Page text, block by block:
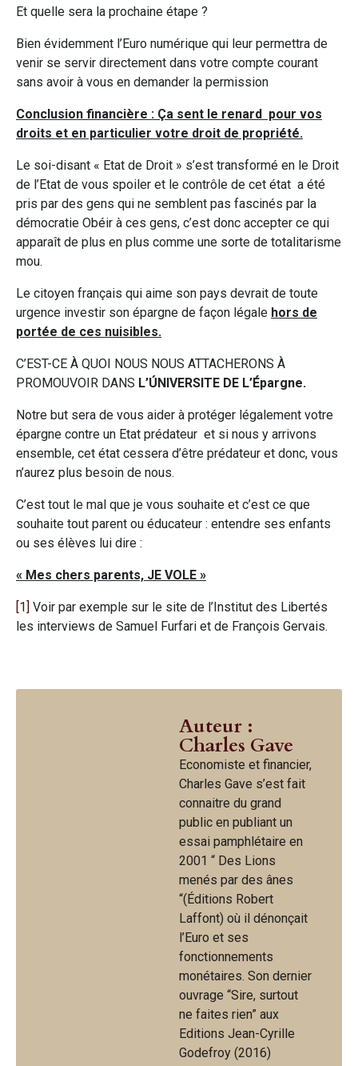
Et quelle sera la prochaine étape ?
Bien évidemment l’Euro numérique qui leur permettra de
venir se servir directement dans votre compte courant
sans avoir à vous en demander la permission
Conclusion financière : Ça sent le renard pour vos
droits et en particulier votre droit de propriété.
Le soi-disant « Etat de Droit » s’est transformé en le Droit
de l’Etat de vous spoiler et le contrôle de cet état a été
pris par des gens qui ne semblent pas fascinés par la
démocratie Obéir à ces gens, c’est donc accepter ce qui
apparaît de plus en plus comme une sorte de totalitarisme
mou.
Le citoyen français qui aime son pays devrait de toute
urgence investir son épargne de façon légale hors de
portée de ces nuisibles.
C’EST-CE À QUOI NOUS NOUS ATTACHERONS À
PROMOUVOIR DANS L’ÚNIVERSITE DE L’Épargne.
Notre but sera de vous aider à protéger légalement votre
épargne contre un Etat prédateur et si nous y arrivons
ensemble, cet état cessera d’être prédateur et donc, vous
n’aurez plus besoin de nous.
C’est tout le mal que je vous souhaite et c’est ce que
souhaite tout parent ou éducateur : entendre ses enfants
ou ses élèves lui dire :
« Mes chers parents, JE VOLE »
[1] Voir par exemple sur le site de l’Institut des Libertés
les interviews de Samuel Furfari et de François Gervais.
Auteur :
Charles Gave
Economiste et financier,
Charles Gave s’est fait
connaitre du grand
public en publiant un
essai pamphlétaire en
2001 “ Des Lions
menés par des ânes
“(Éditions Robert
Laffont) où il dénonçait
l’Euro et ses
fonctionnements
monétaires. Son dernier
ouvrage “Sire, surtout
ne faites rien” aux
Editions Jean-Cyrille
Godefroy (2016)